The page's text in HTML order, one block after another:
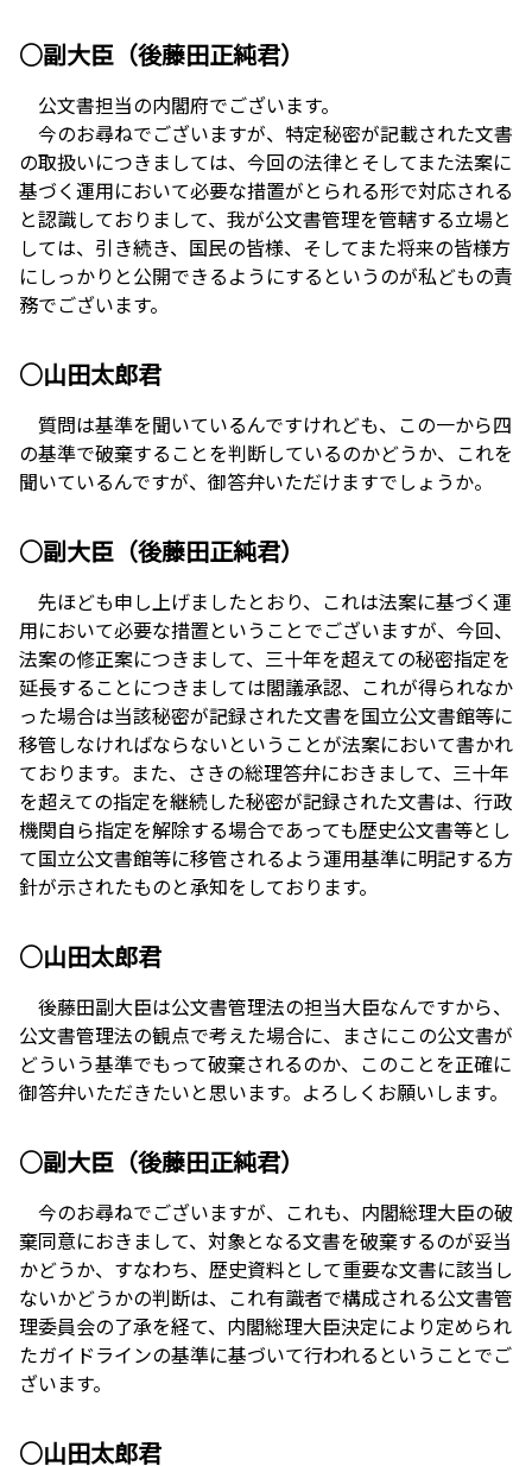
○副大臣（後藤田正純君）
公文書担当の内閣府でございます。
今のお尋ねでございますが、特定秘密が記載された文書
の取扱いにつきましては、今回の法律とそしてまた法案に
基づく運用において必要な措置がとられる形で対応される
と認識しておりまして、我が公文書管理を管轄する立場と
しては、引き続き、国民の皆様、そしてまた将来の皆様方
にしっかりと公開できるようにするというのが私どもの責
務でございます。
○山田太郎君
質問は基準を聞いているんですけれども、この一から四
の基準で破棄することを判断しているのかどうか、これを
聞いているんですが、御答弁いただけますでしょうか。
○副大臣（後藤田正純君）
先ほども申し上げましたとおり、これは法案に基づく運
用において必要な措置ということでございますが、今回、
法案の修正案につきまして、三十年を超えての秘密指定を
延長することにつきましては閣議承認、これが得られなか
った場合は当該秘密が記録された文書を国立公文書館等に
移管しなければならないということが法案において書かれ
ております。また、さきの総理答弁におきまして、三十年
を超えての指定を継続した秘密が記録された文書は、行政
機関自ら指定を解除する場合であっても歴史公文書等とし
て国立公文書館等に移管されるよう運用基準に明記する方
針が示されたものと承知をしております。
○山田太郎君
後藤田副大臣は公文書管理法の担当大臣なんですから、
公文書管理法の観点で考えた場合に、まさにこの公文書が
どういう基準でもって破棄されるのか、このことを正確に
御答弁いただきたいと思います。よろしくお願いします。
○副大臣（後藤田正純君）
今のお尋ねでございますが、これも、内閣総理大臣の破
棄同意におきまして、対象となる文書を破棄するのが妥当
かどうか、すなわち、歴史資料として重要な文書に該当し
ないかどうかの判断は、これ有識者で構成される公文書管
理委員会の了承を経て、内閣総理大臣決定により定められ
たガイドラインの基準に基づいて行われるということでご
ざいます。
○山田太郎君